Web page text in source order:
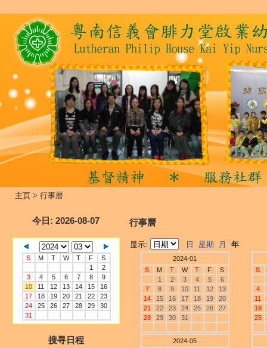
主頁 > 行事曆
今日 : 2026-08-07
S M T W T F
S
1
2
3
4 5 6 7 8
9
10
11 12 13 14 15
16
17
18 19 20 21 22
23
24
25 26 27 28 29
30
31
搜寻日程
行事曆
显示: 日 星期 月 年
2024-01
S
M T W T F
S
1
2 3 4 5
6
7
8 9 10 11 12
13
14
15 16 17 18 19
20
21
22 23 24 25 26
27
28
29 30 31
S
4
11
18
25
2024-05